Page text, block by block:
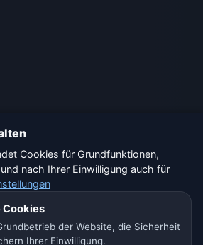
🇨🇭 Wetter Schweiz
Wetterseiten:
🇭🇷 Kroatien 🇧🇬 Bulgarien
Cookies für Grundfunktionen,
nach Ihrer Einwilligung auch für
Cookies
der Website, die Sicherheit
Ihrer Einwilligung.